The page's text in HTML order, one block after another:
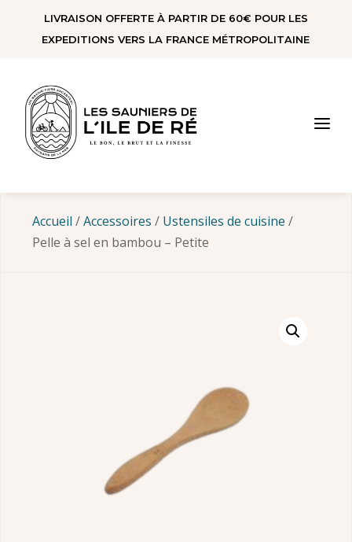
Panneau de gestion des cookies
LIVRAISON OFFERTE À PARTIR DE 60€ POUR LES
EXPEDITIONS VERS LA FRANCE MÉTROPOLITAINE
a
Accueil /Accessoires / Ustensiles de cuisine /
Pelle à sel en bambou – Petite